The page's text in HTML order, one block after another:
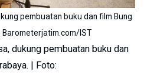
pembuatan buku dan film Bung
Barometerjatim.com/IST
dukung pembuatan buku dan
| Foto: